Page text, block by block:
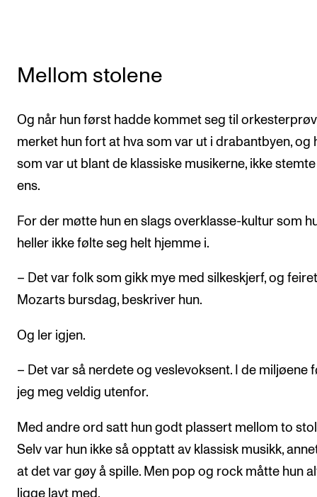
Mellom stolene
Og når hun først hadde kommet seg til
merket hun fort at hva som var ut i drabantbyen, og
som var ut blant de klassiske musikerne, ikke
ens.
For der møtte hun en slags overklasse-kultur som
heller ikke følte seg helt hjemme i.
– Det var folk som gikk mye med silkeskjerf, og feiret
Mozarts bursdag, beskriver hun.
Og ler igjen.
– Det var så nerdete og veslevoksent. I de miljøene
jeg meg veldig utenfor.
Med andre ord satt hun godt plassert mellom to
Selv var hun ikke så opptatt av klassisk musikk,
at det var gøy å spille. Men pop og rock måtte hun
ligge lavt med.